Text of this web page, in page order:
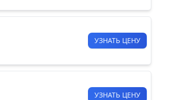
УЗНАТЬ ЦЕНУ
УЗНАТЬ ЦЕНУ